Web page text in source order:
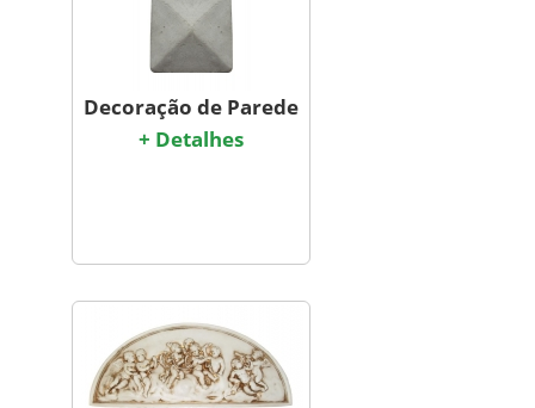
Decoração de Parede
+ Detalhes